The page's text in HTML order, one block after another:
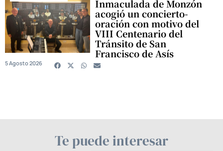
Inmaculada de Monzón
acogió un concierto-
oración con motivo del
VIII Centenario del
Tránsito de San
Francisco de Asís
5 Agosto 2026
Te puede interesar